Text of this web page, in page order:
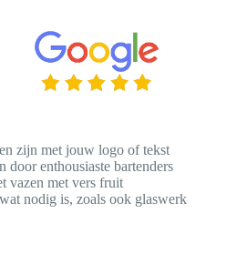
zijn met jouw logo of tekst
door enthousiaste bartenders
vazen met vers fruit
nodig is, zoals ook glaswerk